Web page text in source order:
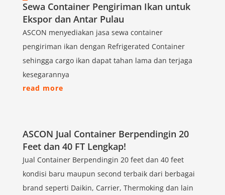
Sewa Container Pengiriman Ikan untuk
Ekspor dan Antar Pulau
ASCON menyediakan jasa sewa container
pengiriman ikan dengan Refrigerated Container
sehingga cargo ikan dapat tahan lama dan terjaga
kesegarannya
read more
ASCON Jual Container Berpendingin 20
Feet dan 40 FT Lengkap!
Jual Container Berpendingin 20 feet dan 40 feet
kondisi baru maupun second terbaik dari berbagai
brand seperti Daikin, Carrier, Thermoking dan lain